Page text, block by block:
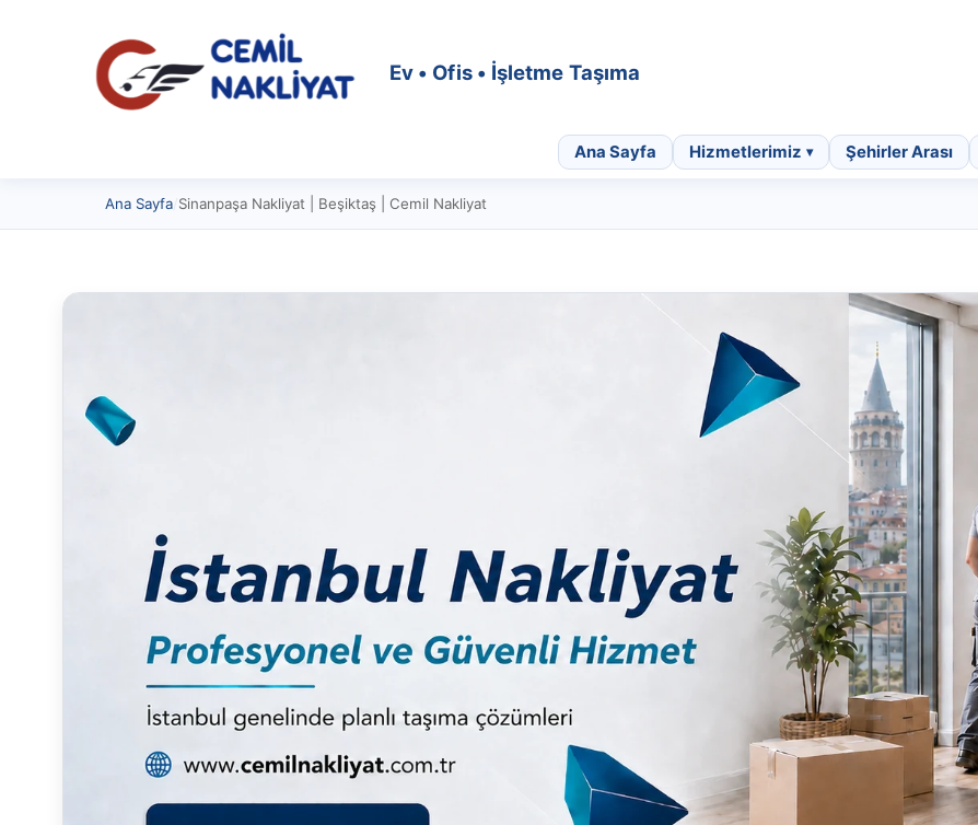
Ev • Ofis • İşletme Taşıma
Ana Sayfa Hizmetlerimiz Şehirler Arası
Ana Sayfa Sinanpaşa Nakliyat | Beşiktaş | Cemil Nakliyat